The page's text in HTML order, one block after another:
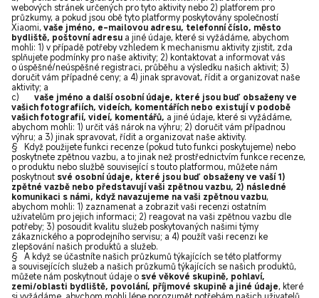
webových stránek určených pro tyto aktivity nebo 2) platforem pro
průzkumy, a pokud jsou obě tyto platformy poskytovány společností
Xiaomi,vaše jméno, e-mailovou adresu, telefonní číslo, město
bydliště, poštovní adresu a jiné údaje, které si vyžádáme, abychom
mohli: 1) v případě potřeby vzhledem k mechanismu aktivity zjistit, zda
splňujete podmínky pro naše aktivity; 2) kontaktovat a informovat vás
o úspěšné/neúspěšné registraci, průběhu a výsledku našich aktivit; 3)
doručit vám případné ceny; a 4) jinak spravovat, řídit a organizovat naše
aktivity; a
c) vaše jméno a další osobní údaje, které jsou buď obsaženy ve
vašich fotografiích, videích, komentářích nebo existují v podobě
vašich fotografií, videí, komentářů, a jiné údaje, které si vyžádáme,
abychom mohli: 1) určit váš nárok na výhru; 2) doručit vám případnou
výhru; a 3) jinak spravovat, řídit a organizovat naše aktivity.
§ Když použijete funkci recenze (pokud tuto funkci poskytujeme) nebo
poskytnete zpětnou vazbu, a to jinak než prostřednictvím funkce recenze,
o produktu nebo službě související s touto platformou, můžete nám
poskytnout své osobní údaje, které jsou buď obsaženy ve vaší 1)
zpětné vazbě nebo představují vaši zpětnou vazbu, 2) následné
komunikaci s námi, když navazujeme na vaši zpětnou vazbu,
abychom mohli: 1) zaznamenat a zobrazit vaši recenzi ostatním
uživatelům pro jejich informaci; 2) reagovat na vaši zpětnou vazbu dle
potřeby; 3) posoudit kvalitu služeb poskytovaných našimi týmy
zákaznického a poprodejního servisu; a 4) použít vaši recenzi ke
zlepšování našich produktů a služeb.
§ A když se účastníte našich průzkumů týkajících se této platformy
a souvisejících služeb a našich průzkumů týkajících se našich produktů,
můžete nám poskytnout údaje o své věkové skupině, pohlaví,
zemi/oblasti bydliště, povolání, příjmové skupině a jiné údaje, které